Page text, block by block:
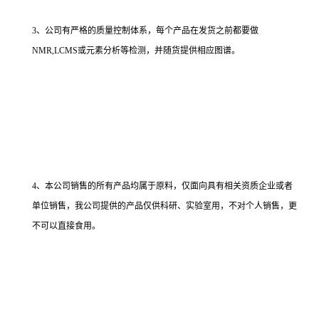
3、公司有严格的质量控制体系，每个产品在发货之前都要做
NMR,LCMS或元素分析等检测，并随货提供相应图谱。
4、本公司销售的所有产品均属于原料，仅面向具有相关资质企业或者
单位销售，我公司提供的产品仅供科研、实验室用，不对个人销售，更
不可以直接食用。